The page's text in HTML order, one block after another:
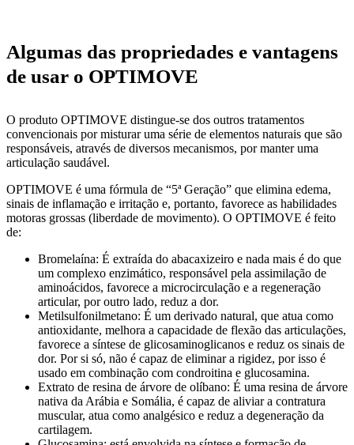
Algumas das propriedades e vantagens
de usar o OPTIMOVE
O produto OPTIMOVE distingue-se dos outros tratamentos
convencionais por misturar uma série de elementos naturais que são
responsáveis, através de diversos mecanismos, por manter uma
articulação saudável.
OPTIMOVE é uma fórmula de “5ª Geração” que elimina edema,
sinais de inflamação e irritação e, portanto, favorece as habilidades
motoras grossas (liberdade de movimento). O OPTIMOVE é feito
de:
Bromelaína: É extraída do abacaxizeiro e nada mais é do que
um complexo enzimático, responsável pela assimilação de
aminoácidos, favorece a microcirculação e a regeneração
articular, por outro lado, reduz a dor.
Metilsulfonilmetano: É um derivado natural, que atua como
antioxidante, melhora a capacidade de flexão das articulações,
favorece a síntese de glicosaminoglicanos e reduz os sinais de
dor. Por si só, não é capaz de eliminar a rigidez, por isso é
usado em combinação com condroitina e glucosamina.
Extrato de resina de árvore de olíbano: É uma resina de árvore
nativa da Arábia e Somália, é capaz de aliviar a contratura
muscular, atua como analgésico e reduz a degeneração da
cartilagem.